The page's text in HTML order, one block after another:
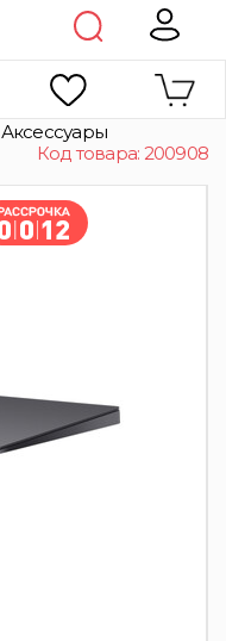
Аксессуары
Код товара: 200908